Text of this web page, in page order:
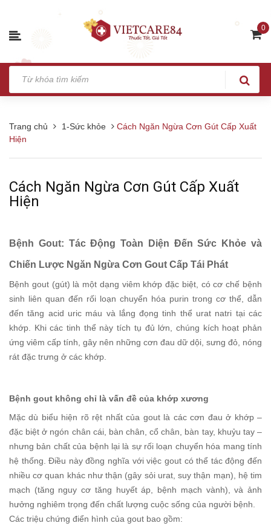
0
Trang chủ 1-Sức khỏe
Cách Ngăn Ngừa Cơn Gút Cấp Xuất
Hiện
Cách Ngăn Ngừa Cơn Gút Cấp Xuất
Hiện
Bệnh Gout: Tác Động Toàn Diện Đến Sức Khỏe và
Chiến Lược Ngăn Ngừa Cơn Gout Cấp Tái Phát
Bệnh gout (gút) là một dạng viêm khớp đặc biệt, có cơ chế bệnh
sinh liên quan đến rối loạn chuyển hóa purin trong cơ thể, dẫn
đến tăng acid uric máu và lắng đọng tinh thể urat natri tại các
khớp. Khi các tinh thể này tích tụ đủ lớn, chúng kích hoạt phản
ứng viêm cấp tính, gây nên những cơn đau dữ dội, sưng đỏ, nóng
rát đặc trưng ở các khớp.
Bệnh gout không chỉ là vấn đề của khớp xương
Mặc dù biểu hiện rõ rệt nhất của gout là các cơn đau ở khớp –
đặc biệt ở ngón chân cái, bàn chân, cổ chân, bàn tay, khuỷu tay –
nhưng bản chất của bệnh lại là sự rối loạn chuyển hóa mang tính
hệ thống. Điều này đồng nghĩa với việc gout có thể tác động đến
nhiều cơ quan khác như thận (gây sỏi urat, suy thận mạn), hệ tim
mạch (tăng nguy cơ tăng huyết áp, bệnh mạch vành), và ảnh
hưởng nghiêm trọng đến chất lượng cuộc sống của người bệnh.
Các triệu chứng điển hình của gout bao gồm: